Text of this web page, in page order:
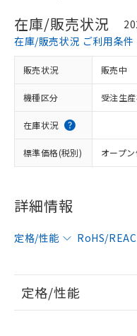
在庫/販売状況
在庫/販売状況 ご利用条件
販売状況 販売中
機種区分 受注生
在庫状況
標準価格(税別) オープ
詳細情報
定格/性能 RoHS/
定格/性能